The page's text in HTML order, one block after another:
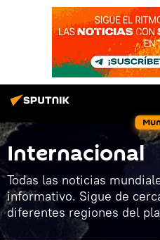
Internacional
Todas las noticias
informativo. Sigue de
diferentes regiones del